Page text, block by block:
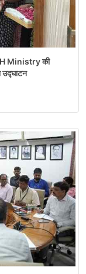
Ministry की